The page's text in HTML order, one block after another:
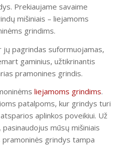
Prekiaujame savaime
mišiniais – liejamoms
grindims.
jų pagrindas suformuojamas,
gaminius, užtikrinantis
pramonines grindis.
liejamoms grindims.
patalpoms, kur grindys turi
aplinkos poveikiui. Už
pasinaudojus mūsų mišiniais
grindys tampa